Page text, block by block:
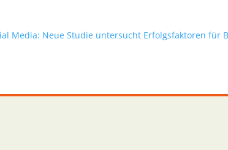
Media: Neue Studie untersucht Erfolgsfaktoren für